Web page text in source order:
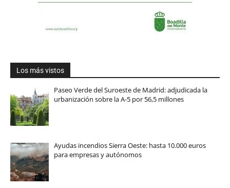
Los más vistos
Paseo Verde del Suroeste de Madrid: adjudicada la
urbanización sobre la A-5 por 56,5 millones
Ayudas incendios Sierra Oeste: hasta 10.000 euros
para empresas y autónomos